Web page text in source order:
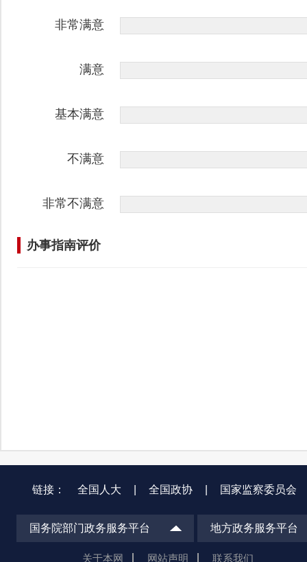
链接： 全国人大 全国政协 国家监察委员会
国务院部门政务服务平台 地方政务服务平台
关于本网 网站声明
联系我们